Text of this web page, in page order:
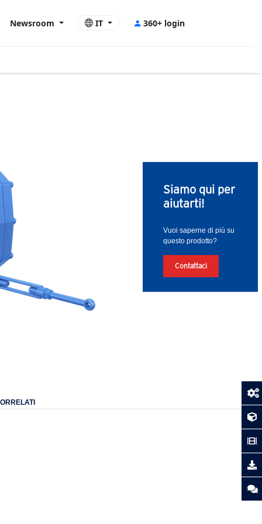
Newsroom IT 360+ login
Siamo qui per
aiutarti!
Vuoi saperne di più su
questo prodotto?
Contattaci